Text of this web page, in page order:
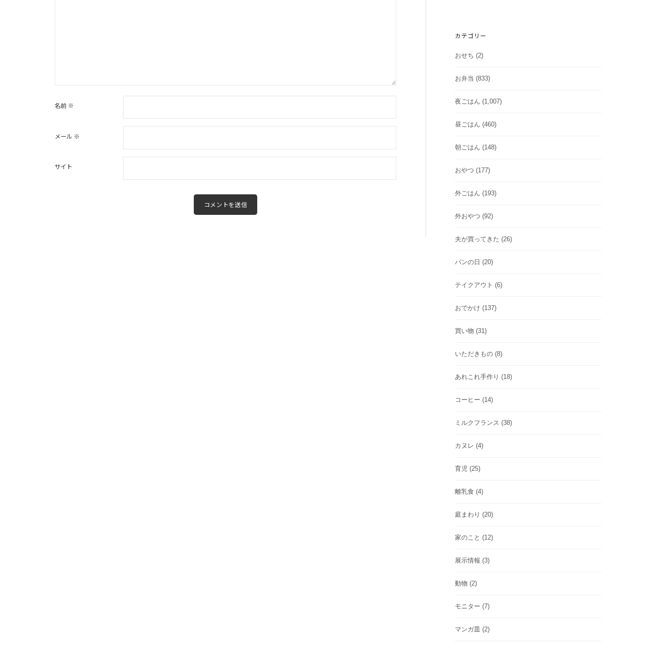
名前 ※
メール ※
サイト
カテゴリー
おせち (2)
お弁当 (833)
夜ごはん (1,007)
昼ごはん (460)
朝ごはん (148)
おやつ (177)
外ごはん (193)
外おやつ (92)
夫が買ってきた (26)
パンの日 (20)
テイクアウト (6)
おでかけ (137)
買い物 (31)
いただきもの (8)
あれこれ手作り (18)
コーヒー (14)
ミルクフランス (38)
カヌレ (4)
育児 (25)
離乳食 (4)
庭まわり (20)
家のこと (12)
展示情報 (3)
動物 (2)
モニター (7)
マンガ皿 (2)